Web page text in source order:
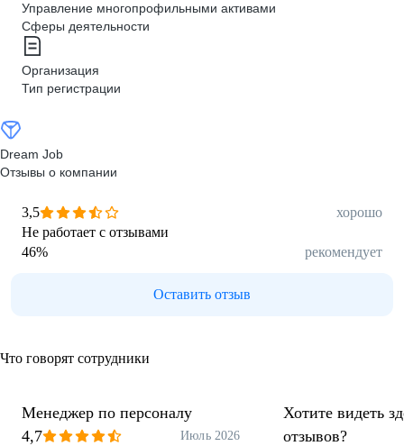
Управление многопрофильными активами
Сферы деятельности
Организация
Тип регистрации
Dream Job
Отзывы о компании
3,5
хорошо
Не работает с отзывами
46% рекомендует
Оставить отзыв
Что говорят сотрудники
Менеджер по персоналу
4,7
Июль 2026
Хотите видеть
отзывов?